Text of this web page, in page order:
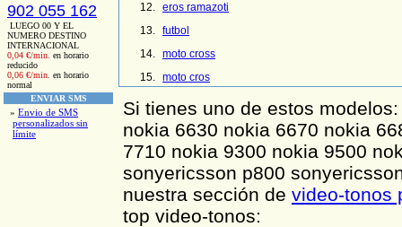
902 055 162
LUEGO 00 Y EL
NUMERO DESTINO
INTERNACIONAL
0,04 €/min. en horario
reducido
0,06 €/min. en horario
normal
ENVIAR SMS
» Envio de SMS
personalizados sin
límite
eros ramazoti
futbol
moto cross
moto cros
Si tienes uno de estos
nokia 6630 nokia 6670 nokia
7710 nokia 9300 nokia 9500
sonyericsson p800
nuestra sección de video-tonos
top video-tonos: